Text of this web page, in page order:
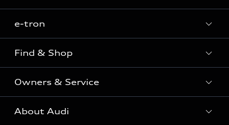
Sedan
SUV
Coupe
S range
e-tron
e-tron
Find & Shop
전시장/AAP 전시장/AS센터
아우디 신차 재고
Owners & Service
고객안내
About Audi